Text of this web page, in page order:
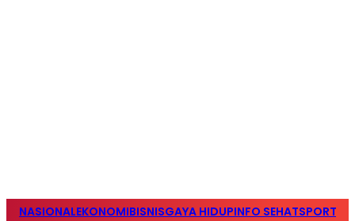
NASIONALEKONOMIBISNISGAYA HIDUPINFO SEHATSPORTS